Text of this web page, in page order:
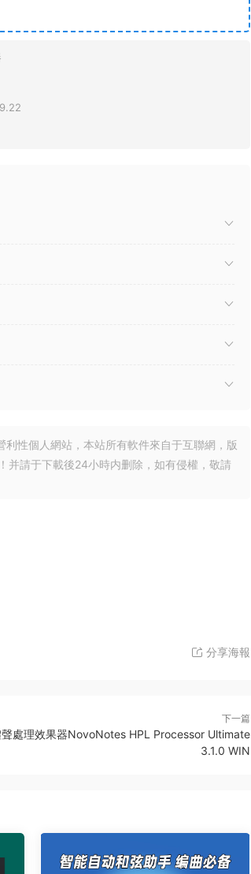
利性個人網站，本站所有軟件來自于互聯網，版
并請于下載後24小時内删除，如有侵權，敬請
分享海報
下一篇
處理效果器NovoNotes HPL Processor Ultimate
3.1.0 WIN